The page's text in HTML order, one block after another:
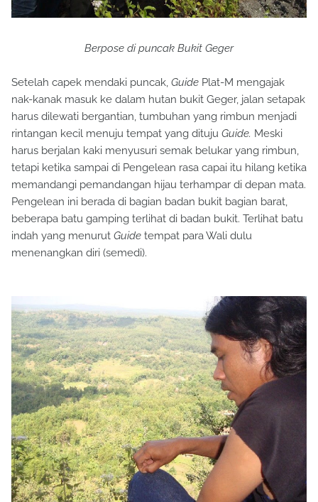
Berpose di puncak Bukit Geger
Setelah capek mendaki puncak, Guide Plat-M mengajak
nak-kanak masuk ke dalam hutan bukit Geger, jalan setapak
harus dilewati bergantian, tumbuhan yang rimbun menjadi
rintangan kecil menuju tempat yang dituju Guide. Meski
harus berjalan kaki menyusuri semak belukar yang rimbun,
tetapi ketika sampai di Pengelean rasa capai itu hilang ketika
memandangi pemandangan hijau terhampar di depan mata.
Pengelean ini berada di bagian badan bukit bagian barat,
beberapa batu gamping terlihat di badan bukit. Terlihat batu
indah yang menurut Guide tempat para Wali dulu
menenangkan diri (semedi).